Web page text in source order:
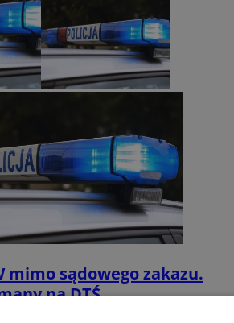
mimo sądowego zakazu.
na DTŚ